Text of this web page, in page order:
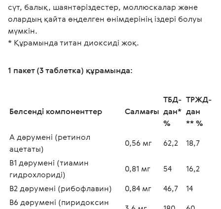
сүт, балық, шаянтәріздестер, моллюскалар және
олардың қайта өңделген өнімдерінің іздері болуы
мүмкін.
* Құрамында титан диоксиді жоқ.
1 пакет (3 таблетка) құрамында:
Белсенді компоненттер Салмағы
ТБД-
дан*
%
ТРЖД-
дан
** %
А дәрумені (ретинол
ацетаты)
0,56 мг 62,2
18,7
В1 дәрумені (тиамин
гидрохлориді)
0,81 мг 54
16,2
В2 дәрумені (рибофлавин)
0,84 мг 46,7
14
В6 дәрумені (пиридоксин